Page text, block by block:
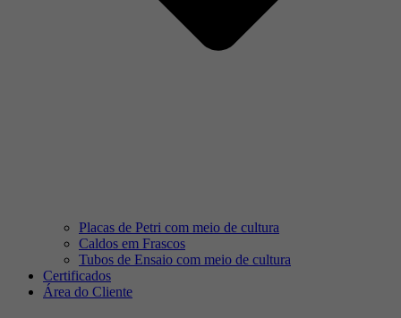
Placas de Petri com meio de cultura
Caldos em Frascos
Tubos de Ensaio com meio de cultura
Certificados
Área do Cliente